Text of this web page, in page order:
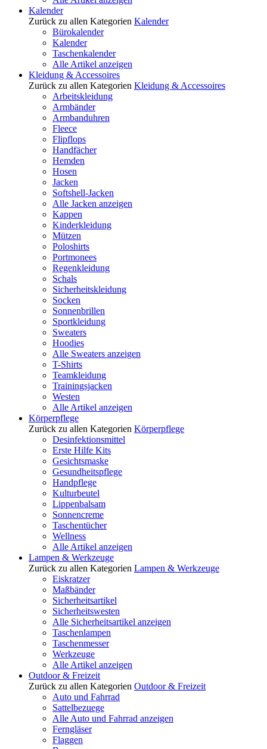
Kalender
Zurück zu allen Kategorien Kalender
Bürokalender
Kalender
Taschenkalender
Alle Artikel anzeigen
Kleidung & Accessoires
Zurück zu allen Kategorien Kleidung & Accessoires
Arbeitskleidung
Armbänder
Armbanduhren
Fleece
Flipflops
Handfächer
Hemden
Hosen
Jacken
Softshell-Jacken
Alle Jacken anzeigen
Kappen
Kinderkleidung
Mützen
Poloshirts
Portmonees
Regenkleidung
Schals
Sicherheitskleidung
Socken
Sonnenbrillen
Sportkleidung
Sweaters
Hoodies
Alle Sweaters anzeigen
T-Shirts
Teamkleidung
Trainingsjacken
Westen
Alle Artikel anzeigen
Körperpflege
Zurück zu allen Kategorien Körperpflege
Desinfektionsmittel
Erste Hilfe Kits
Gesichtsmaske
Gesundheitspflege
Handpflege
Kulturbeutel
Lippenbalsam
Sonnencreme
Taschentücher
Wellness
Alle Artikel anzeigen
Lampen & Werkzeuge
Zurück zu allen Kategorien Lampen & Werkzeuge
Eiskratzer
Maßbänder
Sicherheitsartikel
Sicherheitswesten
Alle Sicherheitsartikel anzeigen
Taschenlampen
Taschenmesser
Werkzeuge
Alle Artikel anzeigen
Outdoor & Freizeit
Zurück zu allen Kategorien Outdoor & Freizeit
Auto und Fahrrad
Sattelbezuege
Alle Auto und Fahrrad anzeigen
Ferngläser
Flaggen